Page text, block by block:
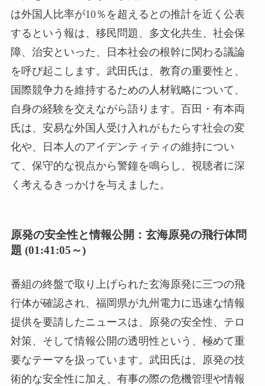
は外国人比率が10％を超えるとの推計を近く公表
するという報は、移民問題、多文化共生、社会保
障、治安といった、日本社会の根幹に関わる議論
を呼び起こします。武田氏は、教育の重要性と、
国際競争力を維持するための人材戦略について、
自身の経験を交えながら語ります。百田・有本両
氏は、安易な外国人受け入れがもたらす社会の変
化や、日本人のアイデンティティの維持につい
て、保守的な視点から警鐘を鳴らし、視聴者に深
く考えるきっかけを与えました。
原発の安全性と情報公開：玄海原発の飛行体問
題 (01:41:05～)
番組の終盤で取り上げられた玄海原発に三つの飛
行体が確認され、福岡県が九州電力に迅速な情報
提供を要請したニュースは、原発の安全性、テロ
対策、そして情報公開の透明性という、極めて重
要なテーマを扱っています。武田氏は、原発の技
術的な安全性に加え、有事の際の危機管理や情報